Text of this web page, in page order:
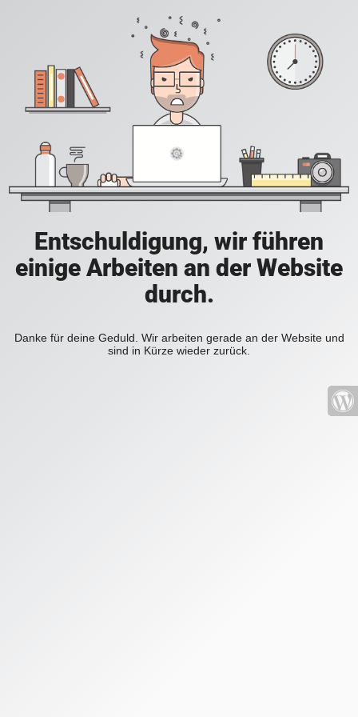
Entschuldigung, wir führen
einige Arbeiten an der Website
durch.
Danke für deine Geduld. Wir arbeiten gerade an der Website und
sind in Kürze wieder zurück.